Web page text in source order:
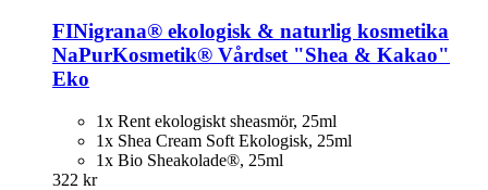
FINigrana® ekologisk & naturlig kosmetika
NaPurKosmetik® Vårdset "Shea & Kakao"
Eko
1x Rent ekologiskt sheasmör, 25ml
1x Shea Cream Soft Ekologisk, 25ml
1x Bio Sheakolade®, 25ml
322 kr